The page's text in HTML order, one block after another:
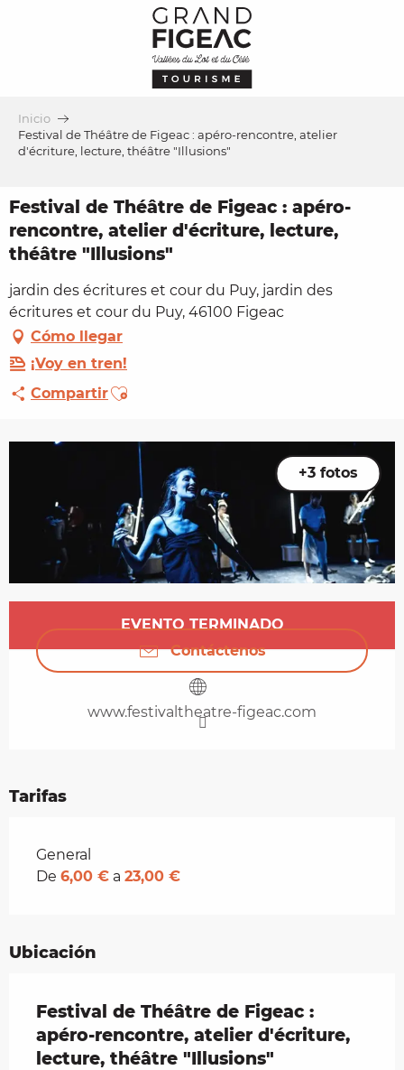
Inicio
Festival de Théâtre de Figeac : apéro-rencontre, atelier
d'écriture, lecture, théâtre "Illusions"
Festival de Théâtre de Figeac : apéro-
rencontre, atelier d'écriture, lecture,
théâtre "Illusions"
jardin des écritures et cour du Puy, jardin des
écritures et cour du Puy, 46100 Figeac
Cómo llegar
¡Voy en tren!
CompartirAjouter aux favoris
+3 fotos
Horarios y datos de contacto
EVENTO TERMINADO
Contáctenos
www.festivaltheatre-figeac.com
Tarifas
Tarifas 2026
General
De 6,00 € a 23,00 €
Ubicación
Festival de Théâtre de Figeac :
apéro-rencontre, atelier d'écriture,
lecture, théâtre "Illusions"